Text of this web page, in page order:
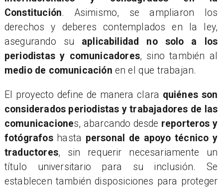
Constitución. Asimismo, se ampliaron los
derechos y deberes contemplados en la ley,
asegurando su aplicabilidad no solo a los
periodistas y comunicadores, sino también al
medio de comunicación en el que trabajan.
​El proyecto define de manera clara quiénes son
considerados periodistas y trabajadores de las
comunicaciones, abarcando desde reporteros y
fotógrafoshasta personal de apoyo técnico y
traductores, sin requerir necesariamente un
título universitario para su inclusión. Se
establecen también disposiciones para proteger